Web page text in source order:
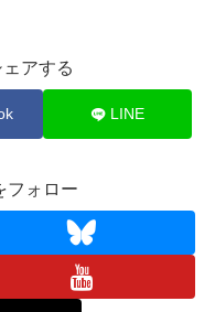
アする
LINE
フォロー